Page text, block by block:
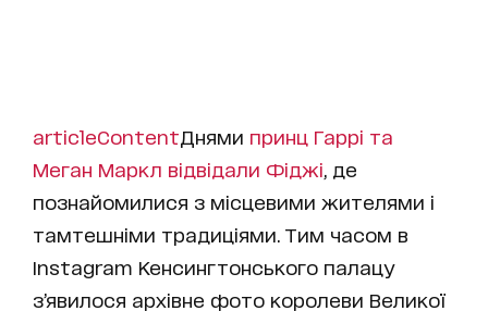
articleContentДнями принц Гаррі та
Меган Маркл відвідали Фіджі , де
познайомилися з місцевими жителями і
тамтешніми традиціями. Тим часом в
Instagram Кенсингтонського палацу
з’явилося архівне фото королеви Великої